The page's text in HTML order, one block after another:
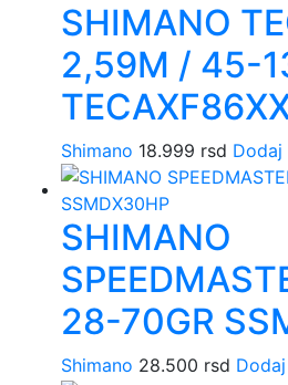
SHIMANO
2,59M / 45-
Shimano 18.999 rsd Dodaj
SHIMANO
28-70GR
Shimano 28.500 rsd